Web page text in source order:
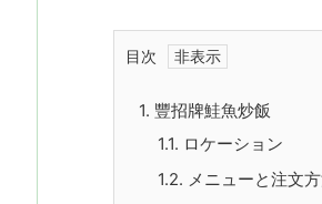
目次
1. 豐招牌鮭魚炒飯
1.1. ロケーション
1.2. メニューと注文